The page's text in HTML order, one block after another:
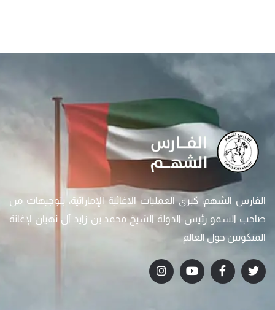
الفارس الشهم، كبرى العمليات الاغاثية الإماراتية، بتوجيهات من
صاحب السمو رئيس الدولة الشيخ محمد بن زايد آل نهيان لإغاثة
المنكوبين حول العالم